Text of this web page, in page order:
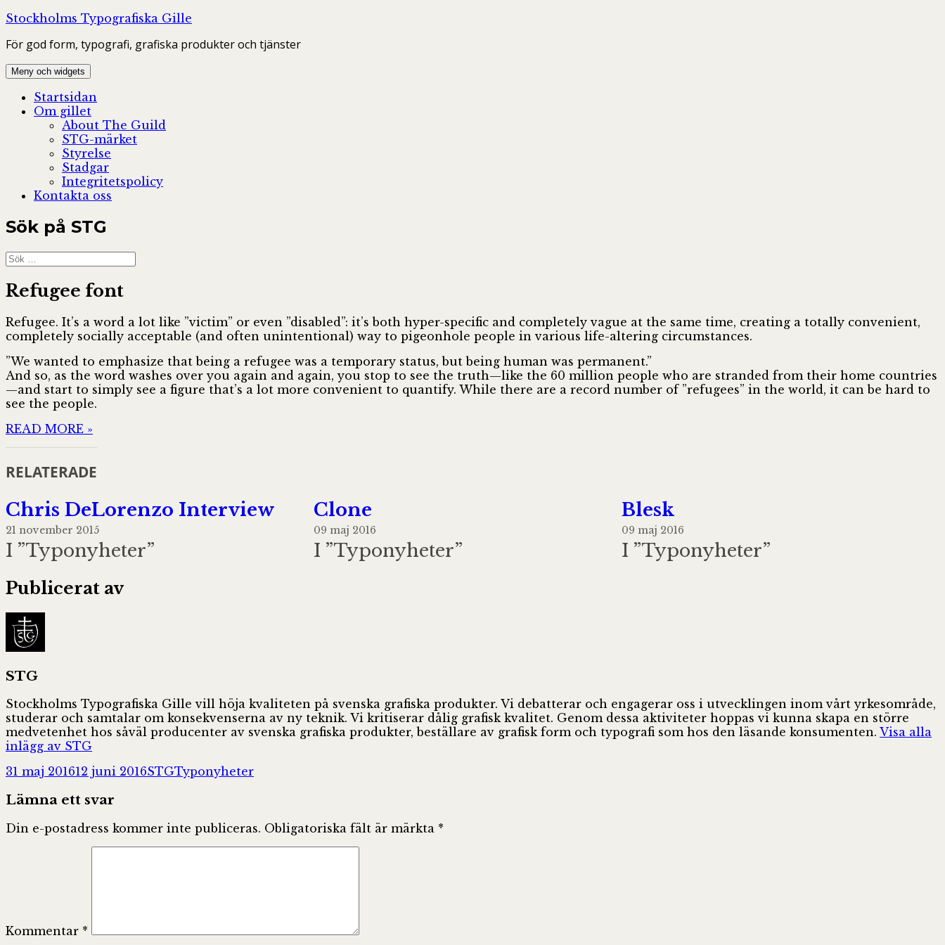
Hoppa
innehåll
Stockholms Typografiska Gille
För god form, typografi, grafiska produkter och tjänster
Meny och widgets
Startsidan
Om gillet
About The Guild
STG-märket
Styrelse
Stadgar
Integritetspolicy
Kontakta oss
Sök på STG
Sök
efter:
Refugee font
Refugee. It’s a word a lot like ”victim” or even ”disabled”: it’s both hyper-specific and completely vague at the same time, creating a totally convenient,
completely socially acceptable (and often unintentional) way to pigeonhole people in various life-altering circumstances.
”We wanted to emphasize that being a refugee was a temporary status, but being human was permanent.”
And so, as the word washes over you again and again, you stop to see the truth—like the 60 million people who are stranded from their home countries
—and start to simply see a figure that’s a lot more convenient to quantify. While there are a record number of ”refugees” in the world, it can be hard to
see the people.
READ MORE »
RELATERADE
Chris DeLorenzo Interview
21 november 2015
I ”Typonyheter”
Clone
09 maj 2016
I ”Typonyheter”
Blesk
09 maj 2016
I ”Typonyheter”
Publicerat av
STG
Stockholms Typografiska Gille vill höja kvaliteten på svenska grafiska produkter. Vi debatterar och engagerar oss i utvecklingen inom vårt yrkesområde,
studerar och samtalar om konsekvenserna av ny teknik. Vi kritiserar dålig grafisk kvalitet. Genom dessa aktiviteter hoppas vi kunna skapa en större
medvetenhet hos såväl producenter av svenska grafiska produkter, beställare av grafisk form och typografi som hos den läsande konsumenten. Visa alla
inlägg av STG
Postat
31 maj 201612 juni 2016Författare
STGKategorier
Typonyheter
Lämna ett svar
Din e-postadress kommer inte publiceras. Obligatoriska fält är märkta *
Kommentar *